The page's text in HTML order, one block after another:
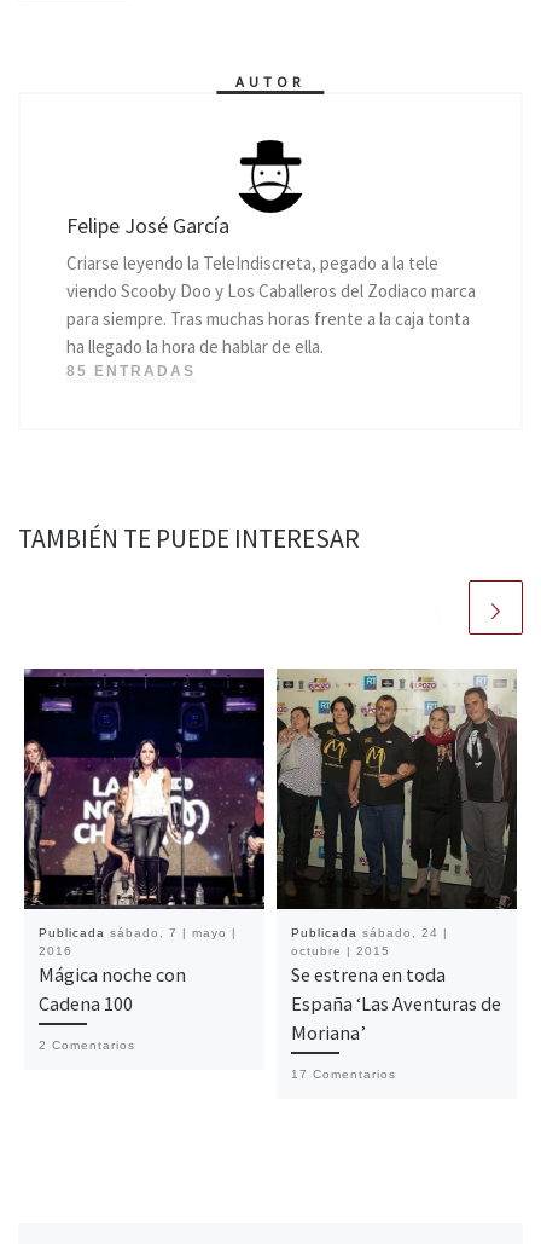
AUTOR
Felipe José García
Criarse leyendo la TeleIndiscreta, pegado a la tele
viendo Scooby Doo y Los Caballeros del Zodiaco marca
para siempre. Tras muchas horas frente a la caja tonta
ha llegado la hora de hablar de ella.
85 ENTRADAS
TAMBIÉN TE PUEDE INTERESAR
Publicada sábado, 7 | mayo |
2016
Mágica noche con
Cadena 100
2 Comentarios
Publicada sábado, 24 |
octubre | 2015
Se estrena en toda
España ‘Las Aventuras de
Moriana’
17 Comentarios